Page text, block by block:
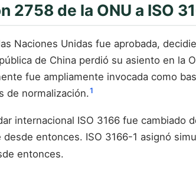
de la ONU a ISO
Naciones Unidas fue aprobada,
de China perdió su asiento en la
fue ampliamente invocada como
de normalización.1
internacional ISO 3166 fue cambiado
entonces. ISO 3166-1 asignó
entonces.